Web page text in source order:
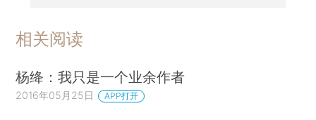
相关阅读
杨绛：我只是一个业余作者
2016年05月25日 APP打开